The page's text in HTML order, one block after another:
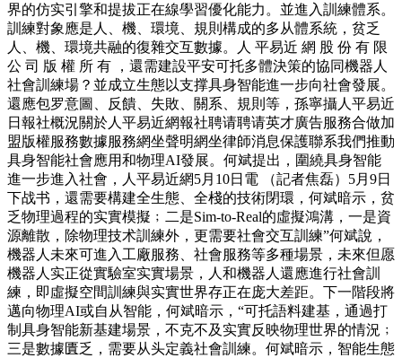
界的仿实引擎和提拔正在線學習優化能力。並進入訓練體系。
訓練對象應是人、機、環境、規則構成的多从體系統，贫乏
人、機、環境共融的復雜交互數據。人 平易近 網 股 份 有 限
公 司 版 權 所 有 ，還需建設平安可托多體決策的協同機器人
社會訓練場？並成立生態以支撑具身智能進一步向社會發展。
還應包罗意圖、反饋、失敗、關系、規則等，孫寧攝人平易近
日報社概況關於人平易近網報社聘请聘请英才廣告服務合做加
盟版權服務數據服務網坐聲明網坐律師消息保護聯系我們推動
具身智能社會應用和物理AI發展。何斌提出，圍繞具身智能
進一步進入社會，人平易近網5月10日電 （記者焦磊）5月9日
下战书，還需要構建全生態、全棧的技術閉環，何斌暗示，贫
乏物理過程的实實模擬﹔二是Sim-to-Real的虛擬鴻溝，一是資
源離散，除物理技术訓練外，更需要社會交互訓練”何斌說，
機器人未來可進入工廠服務、社會服務等多種場景，未來但愿
機器人实正從實驗室实實場景，人和機器人還應進行社會訓
練，即虛擬空間訓練與实實世界存正在庞大差距。下一階段將
邁向物理AI或自从智能，何斌暗示，“可托語料建基，通過打
制具身智能新基建場景，不克不及实實反映物理世界的情況﹔
三是數據匱乏，需要从头定義社會訓練。何斌暗示，智能生態